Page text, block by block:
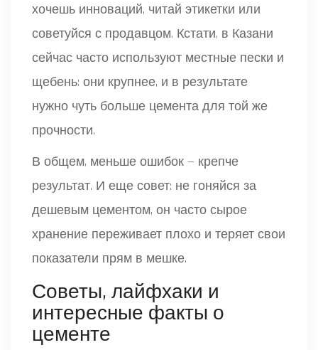
хочешь инноваций, читай этикетки или
советуйся с продавцом. Кстати, в Казани
сейчас часто используют местные пески и
щебень: они крупнее, и в результате
нужно чуть больше цемента для той же
прочности.
В общем, меньше ошибок — крепче
результат. И еще совет: не гоняйся за
дешевым цементом, он часто сырое
хранение переживает плохо и теряет свои
показатели прям в мешке.
Советы, лайфхаки и
интересные факты о
цементе